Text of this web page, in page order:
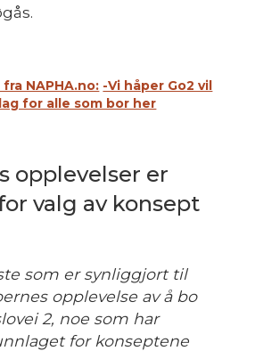
NAPHA.no: -Vi håper Go2 vil
for alle som bor her
opplevelser er
valg av konsept
som er synliggjort til
opplevelse av å bo
2, noe som har
for konseptene